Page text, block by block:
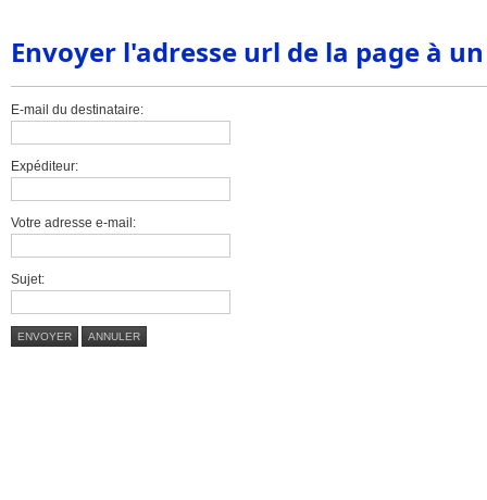
Envoyer l'adresse url de la page à
E-mail du destinataire:
Expéditeur:
Votre adresse e-mail:
Sujet:
ENVOYER ANNULER